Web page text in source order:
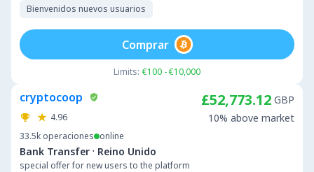
Bienvenidos nuevos usuarios
Limits: €100 - €10,000
Comprar
cryptocoop
4.96
33.5k operaciones online
Bank Transfer · Reino Unido
special offer for new users to the platform
£52,773.12 GBP
10% above market